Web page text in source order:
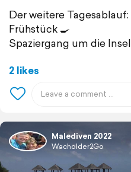
Der weitere Tagesablauf:
Frühstück 🍳
Spaziergang um die Insel
2 likes
Malediven 2022
Wacholder2Go